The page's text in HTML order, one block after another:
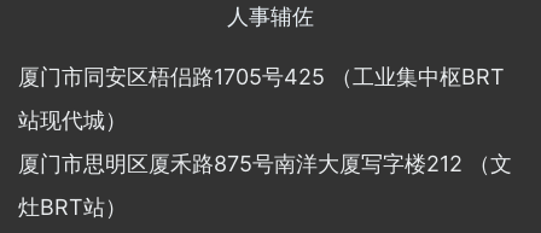
人事辅佐
厦门市同安区梧侣路1705号425 （工业集中枢BRT
站现代城）
厦门市思明区厦禾路875号南洋大厦写字楼212 （文
灶BRT站）